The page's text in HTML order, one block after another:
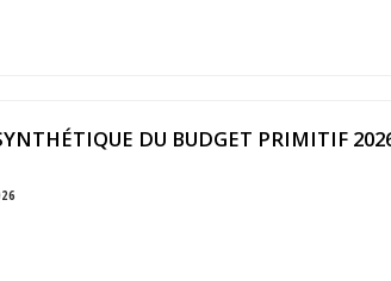
DU BUDGET PRIMITIF